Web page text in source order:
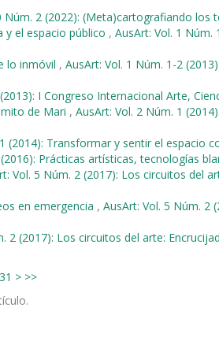
Núm. 2 (2022): (Meta)cartografiando
y el espacio público , AusArt: Vol. 1 Núm.
lo inmóvil , AusArt: Vol. 1 Núm. 1-2
I Congreso Internacional Arte,
de Mari , AusArt: Vol. 2 Núm. 1
(2014): Transformar y sentir el espacio
Prácticas artísticas, tecnologías
Vol. 5 Núm. 2 (2017): Los circuitos del
en emergencia , AusArt: Vol. 5 Núm. 2
2 (2017): Los circuitos del arte:
31 > >>